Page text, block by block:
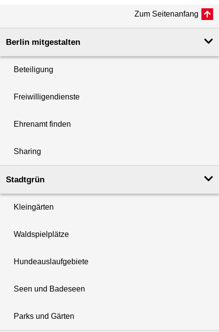
Zum Seitenanfang
Berlin mitgestalten
Beteiligung
Freiwilligendienste
Ehrenamt finden
Sharing
Stadtgrün
Kleingärten
Waldspielplätze
Hundeauslaufgebiete
Seen und Badeseen
Parks und Gärten